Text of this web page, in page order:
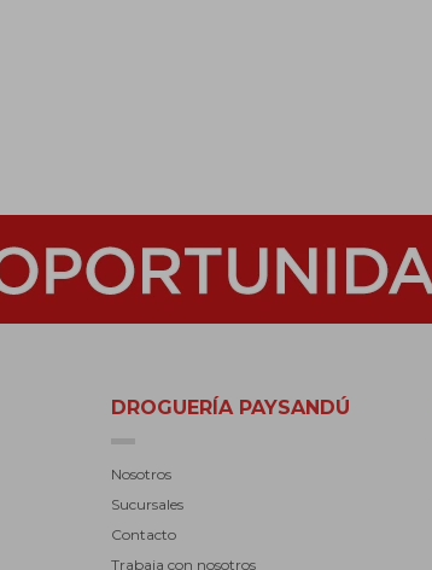
DROGUERÍA PAYSANDÚ
Nosotros
Sucursales
Contacto
Trabaja con nosotros